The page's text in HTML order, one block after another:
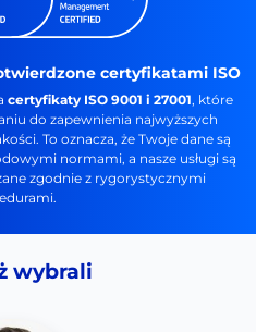
certyfikatami ISO
certyfikaty ISO 9001 i 27001, które
do zapewnienia najwyższych
To oznacza, że Twoje dane są
normami, a nasze usługi są
zgodnie z rygorystycznymi
wybrali